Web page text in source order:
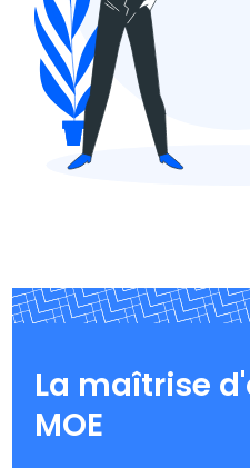
La maîtrise
MOE